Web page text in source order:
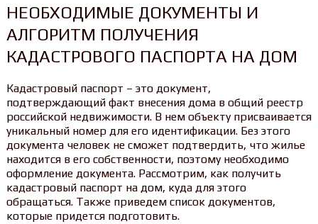
НЕОБХОДИМЫЕ ДОКУМЕНТЫ И
АЛГОРИТМ ПОЛУЧЕНИЯ
КАДАСТРОВОГО ПАСПОРТА НА ДОМ
Кадастровый паспорт – это документ,
подтверждающий факт внесения дома в общий реестр
российской недвижимости. В нем объекту присваивается
уникальный номер для его идентификации. Без этого
документа человек не сможет подтвердить, что жилье
находится в его собственности, поэтому необходимо
оформление документа. Рассмотрим, как получить
кадастровый паспорт на дом, куда для этого
обращаться. Также приведем список документов,
которые придется подготовить.